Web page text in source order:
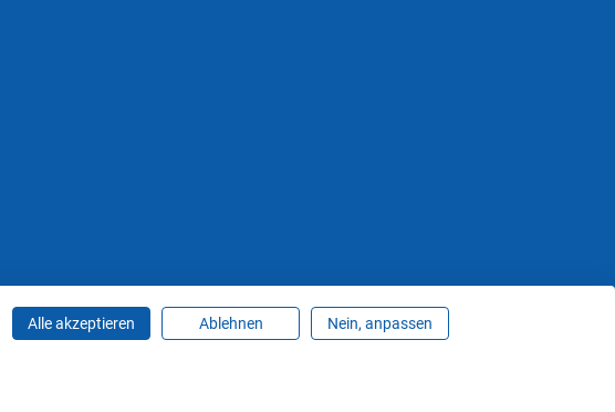
Cookie-Einstellungen ändern
Alle akzeptieren Ablehnen Nein, anpassen